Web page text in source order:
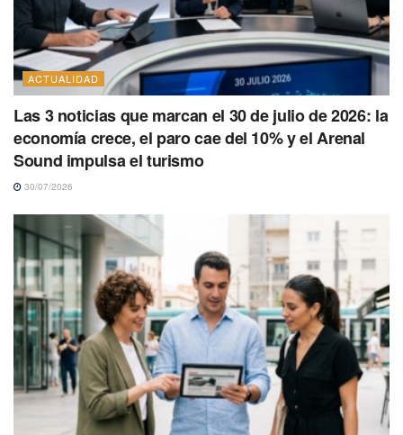
ACTUALIDAD
Las 3 noticias que marcan el 30 de julio de 2026: la
economía crece, el paro cae del 10% y el Arenal
Sound impulsa el turismo
30/07/2026